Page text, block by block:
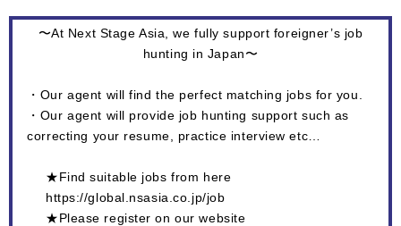
〜At Next Stage Asia, we fully support foreigner’s job
hunting in Japan〜
・Our agent will find the perfect matching jobs for you.
・Our agent will provide job hunting support such as
correcting your resume, practice interview etc…
★Find suitable jobs from here
https://global.nsasia.co.jp/job
★Please register on our website